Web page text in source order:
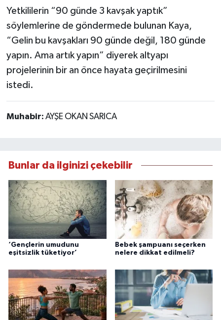
Yetkililerin “90 günde 3 kavşak yaptık”
söylemlerine de göndermede bulunan Kaya,
“Gelin bu kavşakları 90 günde değil, 180 günde
yapın. Ama artık yapın” diyerek altyapı
projelerinin bir an önce hayata geçirilmesini
istedi.
Muhabir: AYŞE OKAN SARICA
Bunlar da ilginizi çekebilir
‘Gençlerin umudunu
eşitsizlik tüketiyor’
Bebek şampuanı seçerken
nelere dikkat edilmeli?